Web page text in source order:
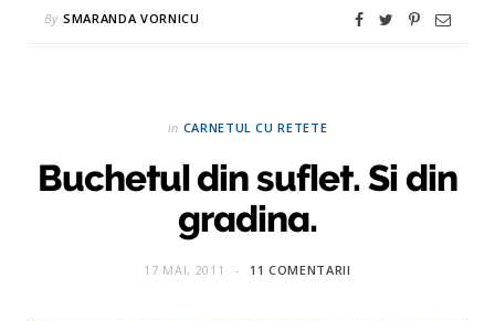
By SMARANDA VORNICU
in CARNETUL CU RETETE
Buchetul din suflet. Si din
gradina.
17 MAI, 2011 11 COMENTARII